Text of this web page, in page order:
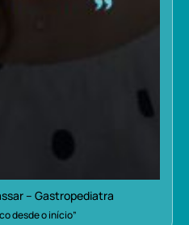
– Gastropediatra
desde o início”